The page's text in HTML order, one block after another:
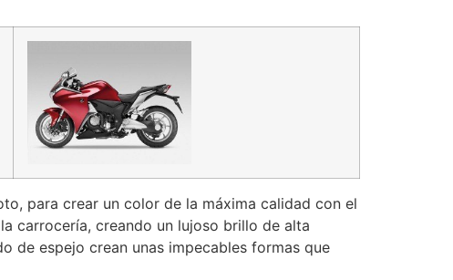
para crear un color de la máxima calidad con el
carrocería, creando un lujoso brillo de alta
de espejo crean unas impecables formas que